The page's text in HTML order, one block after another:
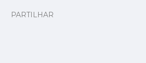
PARTILHAR